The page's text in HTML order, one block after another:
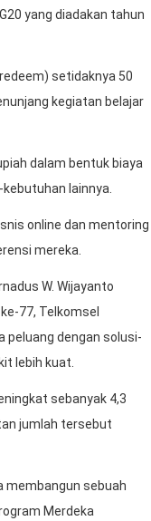
yang diadakan tahun
setidaknya 50
kegiatan belajar
dalam bentuk biaya
lainnya.
online dan mentoring
mereka.
W. Wijayanto
77, Telkomsel
peluang dengan solusi-
lebih kuat.
sebanyak 4,3
jumlah tersebut
membangun sebuah
Merdeka